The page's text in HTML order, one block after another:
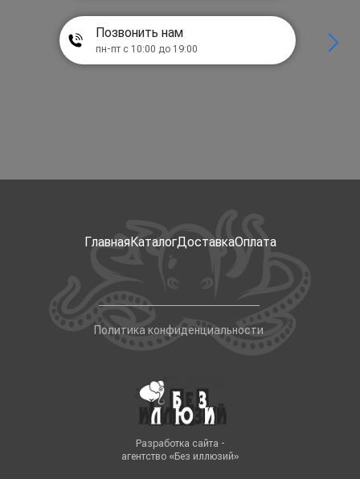
Позвонить нам
пн-пт с 10:00 до 19:00
ГлавнаяКаталогДоставкаОплата
Политика конфиденциальности
Разработка сайта -
агентство «Без иллюзий»